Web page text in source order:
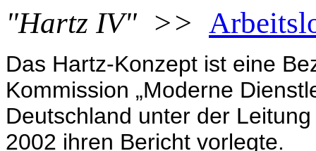
"Hartz IV" >>
Das Hartz-Konzept ist eine
Kommission „Moderne
Deutschland unter der
2002 ihren Bericht vorlegte.